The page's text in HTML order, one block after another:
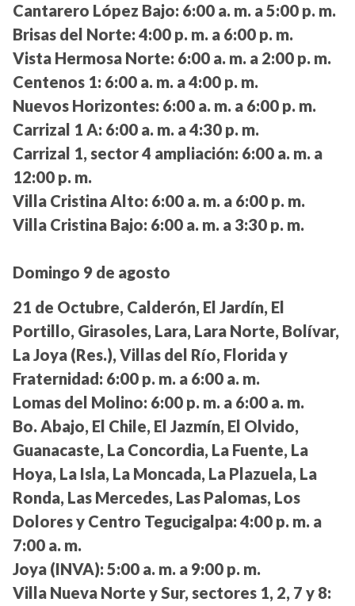
Cantarero López Bajo: 6:00 a. m. a 5:00 p. m.
Brisas del Norte: 4:00 p. m. a 6:00 p. m.
Vista Hermosa Norte: 6:00 a. m. a 2:00 p. m.
Centenos 1: 6:00 a. m. a 4:00 p. m.
Nuevos Horizontes: 6:00 a. m. a 6:00 p. m.
Carrizal 1 A: 6:00 a. m. a 4:30 p. m.
Carrizal 1, sector 4 ampliación: 6:00 a. m. a
12:00 p. m.
Villa Cristina Alto: 6:00 a. m. a 6:00 p. m.
Villa Cristina Bajo: 6:00 a. m. a 3:30 p. m.
Domingo 9 de agosto
21 de Octubre, Calderón, El Jardín, El
Portillo, Girasoles, Lara, Lara Norte, Bolívar,
La Joya (Res.), Villas del Río, Florida y
Fraternidad: 6:00 p. m. a 6:00 a. m.
Lomas del Molino: 6:00 p. m. a 6:00 a. m.
Bo. Abajo, El Chile, El Jazmín, El Olvido,
Guanacaste, La Concordia, La Fuente, La
Hoya, La Isla, La Moncada, La Plazuela, La
Ronda, Las Mercedes, Las Palomas, Los
Dolores y Centro Tegucigalpa: 4:00 p. m. a
7:00 a. m.
Joya (INVA): 5:00 a. m. a 9:00 p. m.
Villa Nueva Norte y Sur, sectores 1, 2, 7 y 8: